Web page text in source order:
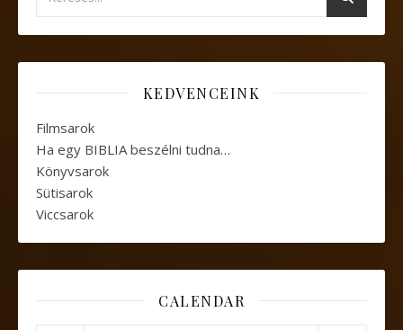
KEDVENCEINK
Filmsarok
Ha egy BIBLIA beszélni tudna…
Könyvsarok
Sütisarok
Viccsarok
CALENDAR